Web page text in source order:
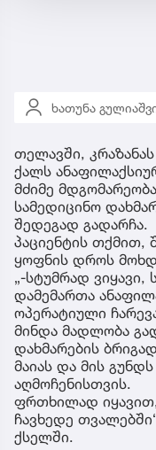
ხათუნა
თელავში,
ქალს
მძიმე
სამედიცინო
შედეგად გადარჩა.
პაციენტის თქმით,
ყოფნის დროს
„-სტუმრად ვიყავი,
დამემართა
ოპერატიული
მინდა მადლობა
დახმარების
მაიას და მის
აღმოჩენისთვის.
ფრთხილად
ჩავხედე
ქსელში.